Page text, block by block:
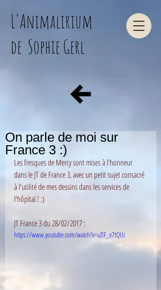
L'Animalirium
de Sophie Gerl
On parle de moi sur
France 3 :)
Les fresques de Mercy sont mises à l'honneur
dans le JT de France 3, avec un petit sujet consacré
à l'utilité de mes dessins dans les services de
l'hôpital ! :)
JT France 3 du 28/02/2017 :
https://www.youtube.com/watch?v=uZlF_e7tQUc